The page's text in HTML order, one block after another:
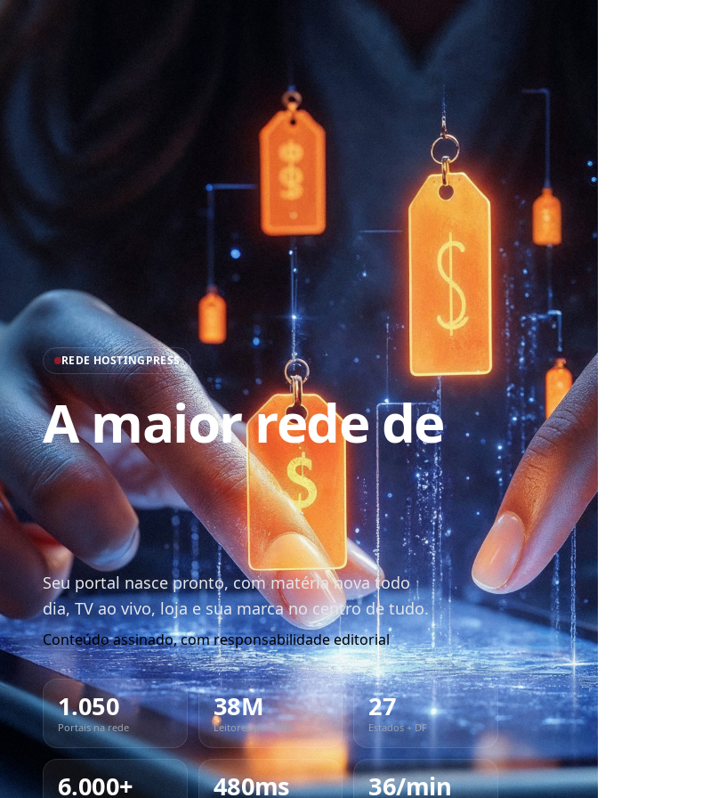
REDE HOSTINGPRESS
A maior rede de
jornalismo
regional do Brasil.
Seu portal nasce pronto, com matéria nova todo
dia, TV ao vivo, loja e sua marca no centro de tudo.
Conteúdo assinado, com responsabilidade editorial
1.050
Portais na rede
38M
Leitores por mês
27
Estados + DF
6.000+ 480ms 36/min